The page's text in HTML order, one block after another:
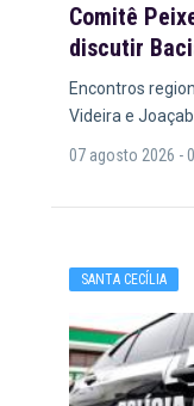
Comitê
discutir
Encontros
Videira e
07 agosto 2026 -
SANTA CECÍLIA